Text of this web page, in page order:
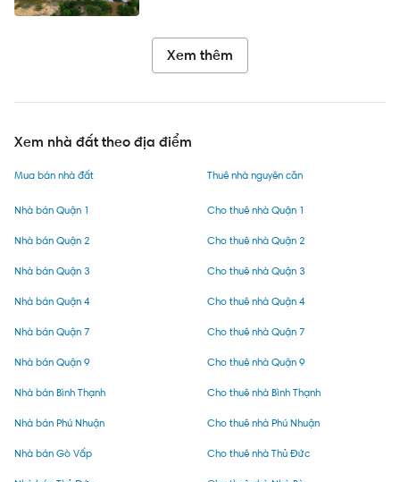
Xem thêm
Xem nhà đất theo địa điểm
Mua bán nhà đất
Nhà bán Quận 1
Nhà bán Quận 2
Nhà bán Quận 3
Nhà bán Quận 4
Nhà bán Quận 7
Nhà bán Quận 9
Nhà bán Bình Thạnh
Nhà bán Phú Nhuận
Nhà bán Gò Vấp
Thuê nhà nguyên căn
Cho thuê nhà Quận 1
Cho thuê nhà Quận 2
Cho thuê nhà Quận 3
Cho thuê nhà Quận 4
Cho thuê nhà Quận 7
Cho thuê nhà Quận 9
Cho thuê nhà Bình Thạnh
Cho thuê nhà Phú Nhuận
Cho thuê nhà Thủ Đức